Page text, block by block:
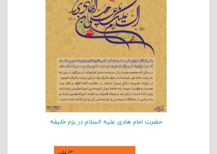
حضرت امام هادی علیه السلام در بزم خلیفه